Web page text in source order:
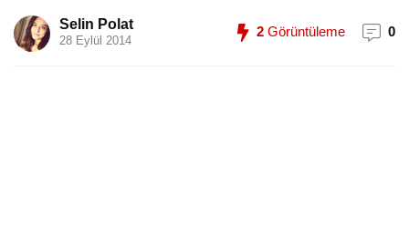
Selin Polat
28 Eylül 2014
2 Görüntüleme 0